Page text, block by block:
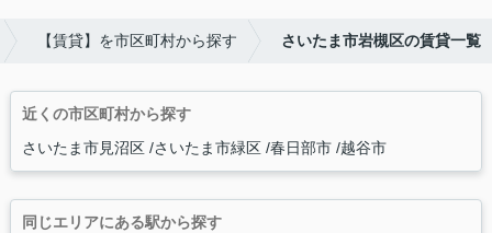
【賃貸】を市区町村から探す さいたま市岩槻区の賃貸一覧
近くの市区町村から探す
さいたま市見沼区 さいたま市緑区 春日部市 越谷市
同じエリアにある駅から探す